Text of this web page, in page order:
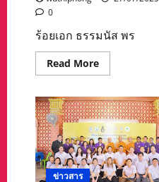
0
ร้อยเอก ธรรมนัส พร
Read MoreRead
more
เอก
ธร
รม
นัส
พรหม
เผ่า
สมาชิก
สภา
ข่าวสาร